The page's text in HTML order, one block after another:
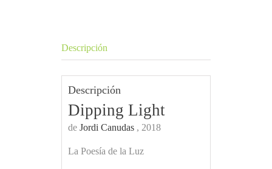
Descripción
Descripción
Dipping Light
de Jordi Canudas, 2018
La Poesía de la Luz